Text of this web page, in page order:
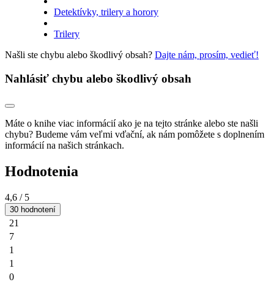
Detektívky, trilery a horory
Trilery
Našli ste chybu alebo škodlivý obsah? Dajte nám, prosím, vedieť!
Nahlásiť chybu alebo škodlivý obsah
Máte o knihe viac informácií ako je na tejto stránke alebo ste našli
chybu? Budeme vám veľmi vďační, ak nám pomôžete s doplnením
informácií na našich stránkach.
Hodnotenia
4,6 / 5
30 hodnotení
21
7
1
1
0